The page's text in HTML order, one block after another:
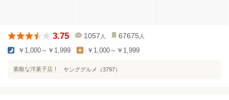
3.75 1057 人 67675 人
￥1,000～￥1,999 ￥1,000～￥1,999
素敵な洋菓子店！ ヤンググルメ（3797）